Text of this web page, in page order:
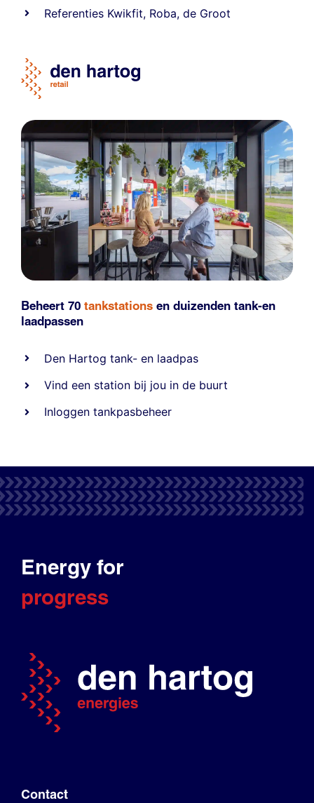
Referenties Kwikfit, Roba,de Groot
Beheert 70 tankstations en duizenden tank-en
laadpassen
Den Hartog tank- en laadpas
Vind een station bij jou in de buurt
Inloggen tankpasbeheer
Energy for
progress
Contact